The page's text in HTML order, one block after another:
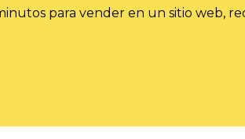
para vender en un sitio web,